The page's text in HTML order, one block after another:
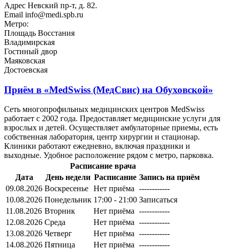
Адрес Невский пр-т, д. 82.
Email info@medi.spb.ru
Метро:
Площадь Восстания
Владимирская
Гостиный двор
Маяковская
Достоевская
Приём в «MedSwiss (МедСвис) на Обуховской»
Сеть многопрофильных медицинских центров MedSwiss
работает с 2002 года. Предоставляет медицинские услуги для
взрослых и детей. Осуществляет амбулаторные приемы, есть
собственная лаборатория, центр хирургии и стационар.
Клиники работают ежедневно, включая праздники и
выходные. Удобное расположение рядом с метро, парковка.
Расписание врача
Дата
День недели Расписание Запись на приём
09.08.2026 Воскресенье Нет приёма ------------
10.08.2026 Понедельник 17:00 - 21:00 Записаться
11.08.2026 Вторник Нет приёма ------------
12.08.2026 Среда Нет приёма ------------
13.08.2026 Четверг Нет приёма ------------
14.08.2026 Пятница Нет приёма ------------